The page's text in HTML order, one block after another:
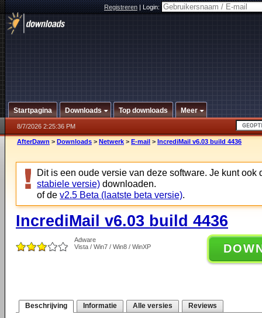
Registreren|Login:
Startpagina Downloads Top downloads Meer
8/7/2026 2:25:36 PM
AfterDawn > Downloads > Netwerk > E-mail > IncrediMail v6.03 build 4436
Dit is een oude versie van deze software. Je kunt ook
stabiele versie) downloaden.
of de v2.5 Beta (laatste beta versie).
IncrediMail v6.03 build 4436
Adware
Vista / Win7 / Win8 / WinXP
Beschrijving Informatie Alle versies Reviews